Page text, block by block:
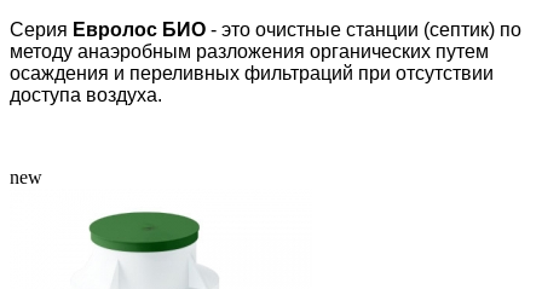
Серия Евролос БИО - это очистные станции (септик) по
методу анаэробным разложения органических путем
осаждения и переливных фильтраций при отсутствии
доступа воздуха.
new